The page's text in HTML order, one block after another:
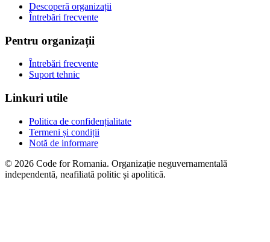
Descoperă organizații
Întrebări frecvente
Pentru organizații
Întrebări frecvente
Suport tehnic
Linkuri utile
Politica de confidențialitate
Termeni și condiții
Notă de informare
© 2026 Code for Romania. Organizație neguvernamentală
independentă, neafiliată politic și apolitică.